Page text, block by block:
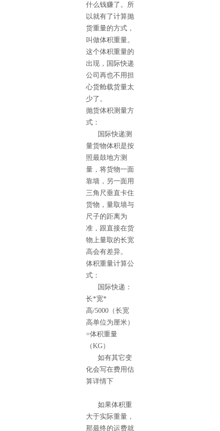
什么钱赚了。所
以就有了计算抛
货重量的方式，
叫做体积重量。
这个体积重量的
出现，国际快递
公司再也不用担
心货舱载货量太
少了。
抛货体积测量方
式：
国际快递测
量货物体积是按
照最鼓地方测
量，将货物一面
靠墙，另一面用
三角尺垂直卡住
货物，量取墙与
尺子的距离为
准，跟直接在货
物上量取的长宽
高会有差异。
体积重量计算公
式：
国际快递：
长*宽*
高/5000（长宽
高单位为厘米）
=体积重量
（KG）
如有其它变
化会写在费用估
算详情下
如果体积重
大于实际重量，
那最终的运费就